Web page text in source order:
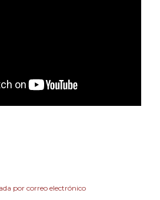
por correo electrónico